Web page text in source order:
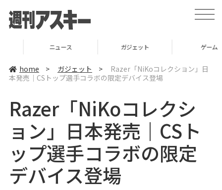
t
o
e
v
ガジェット
home > ガジェット >
Razer「NiKoコレクション」日
本発売｜CSトップ選手コラボの限定デバイス登場
Razer「NiKoコレクシ
ョン」日本発売｜CSト
ップ選手コラボの限定
デバイス登場